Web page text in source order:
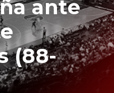
ante
(88-